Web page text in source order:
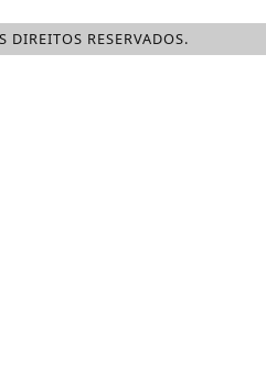
DIREITOS RESERVADOS.